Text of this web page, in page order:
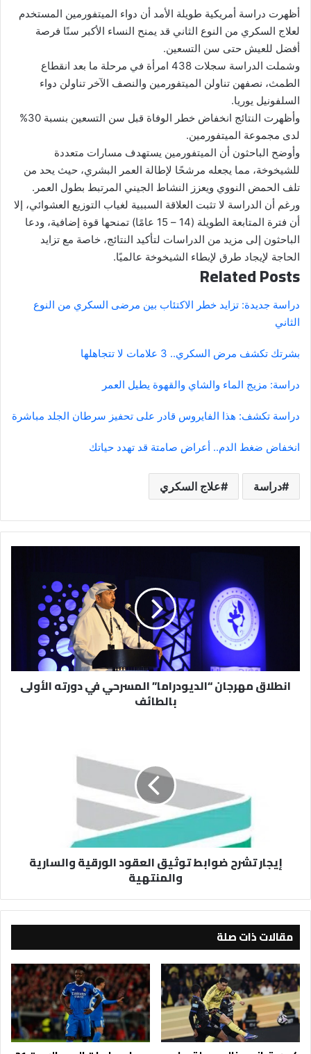
أظهرت دراسة أمريكية طويلة الأمد أن دواء الميتفورمين المستخدم
لعلاج السكري من النوع الثاني قد يمنح النساء الأكبر سنًا فرصة
أفضل للعيش حتى سن التسعين.
وشملت الدراسة سجلات 438 امرأة في مرحلة ما بعد انقطاع
الطمث، نصفهن تناولن الميتفورمين والنصف الآخر تناولن دواء
السلفونيل يوريا.
وأظهرت النتائج انخفاض خطر الوفاة قبل سن التسعين بنسبة 30%
لدى مجموعة الميتفورمين.
وأوضح الباحثون أن الميتفورمين يستهدف مسارات متعددة
للشيخوخة، مما يجعله مرشحًا لإطالة العمر البشري، حيث يحد من
تلف الحمض النووي ويعزز النشاط الجيني المرتبط بطول العمر.
ورغم أن الدراسة لا تثبت العلاقة السببية لغياب التوزيع العشوائي، إلا
أن فترة المتابعة الطويلة (14 – 15 عامًا) تمنحها قوة إضافية، ودعا
الباحثون إلى مزيد من الدراسات لتأكيد النتائج، خاصة مع تزايد
الحاجة لإيجاد طرق لإبطاء الشيخوخة عالميًا.
Related Posts
دراسة جديدة: تزايد خطر الاكتئاب بين مرضى السكري من النوع
الثاني
بشرتك تكشف مرض السكري.. 3 علامات لا تتجاهلها
دراسة: مزيج الماء والشاي والقهوة يطيل العمر
دراسة تكشف: هذا الفايروس قادر على تحفيز سرطان الجلد مباشرة
انخفاض ضغط الدم.. أعراض صامتة قد تهدد حياتك
دراسة علاج السكري
انطلاق مهرجان “الديودراما” المسرحي في دورته الأولى
بالطائف
إيجار تشرح ضوابط توثيق العقود الورقية والسارية
والمنتهية
مقالات ذات صلة